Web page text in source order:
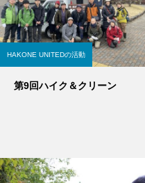
HAKONE UNITEDの活動
第9回ハイク＆クリーン